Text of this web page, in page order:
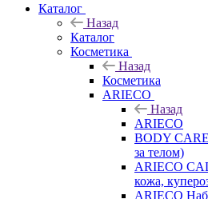
Каталог
Назад
Каталог
Косметика
Назад
Косметика
ARIECO
Назад
ARIECO
BODY CARE
за телом)
ARIECO
кожа,
ARIECO